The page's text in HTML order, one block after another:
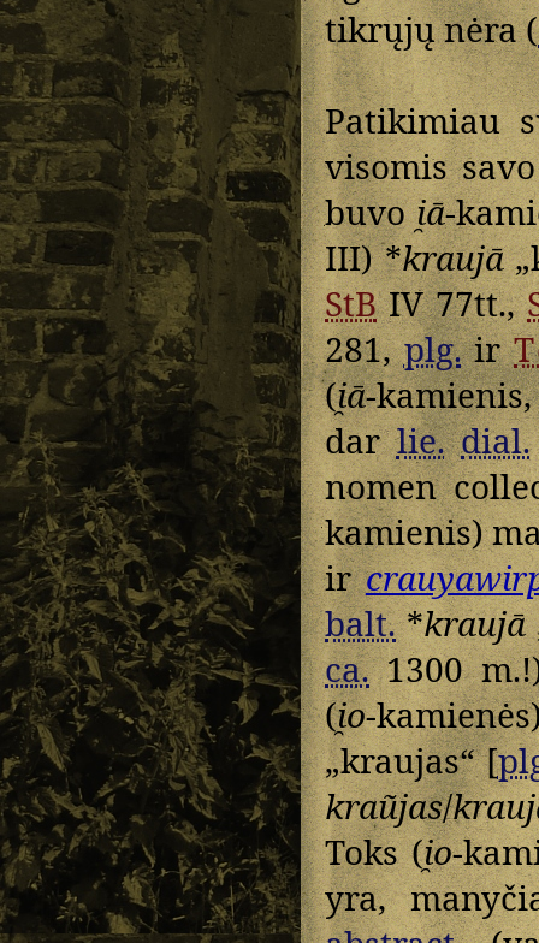
tikrųjų nėra (
Patikimiau
visomis
buvoi̯ā-
III) *kraujā
StBIV 77tt.,
281,plg.ir
(i̯ā-
darlie. dial.
nomen
kamienis)
ir
balt.*kraujā
ca.1300
(i̯o-
„kraujas“ [
kraũjas/
Toks (i̯o-
yra,